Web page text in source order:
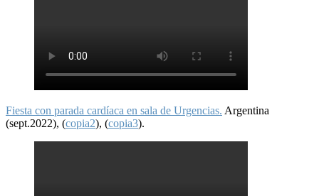
Fiesta con parada cardíaca en sala de Urgencias. Argentina
(sept.2022), (copia2), (copia3).